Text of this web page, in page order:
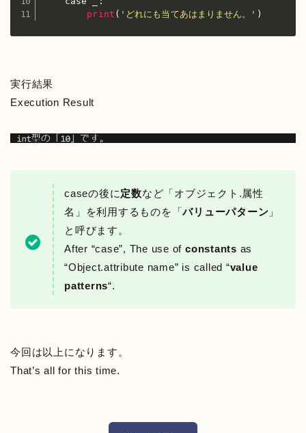
print ( 'どれにも当てあはまりません。' )
実行結果
Execution Result
caseの後に定数など「オブジェクト.属性
名」を利用するものを「バリューパターン 」
と呼びます。
After “case”, The use of constants as
“Object.attribute name” is called “value
patterns“.
今回は以上になります。
That’s all for this time.